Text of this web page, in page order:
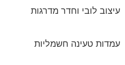
עיצוב לובי וחדר מדרגות
עמדות טעינה חשמליות